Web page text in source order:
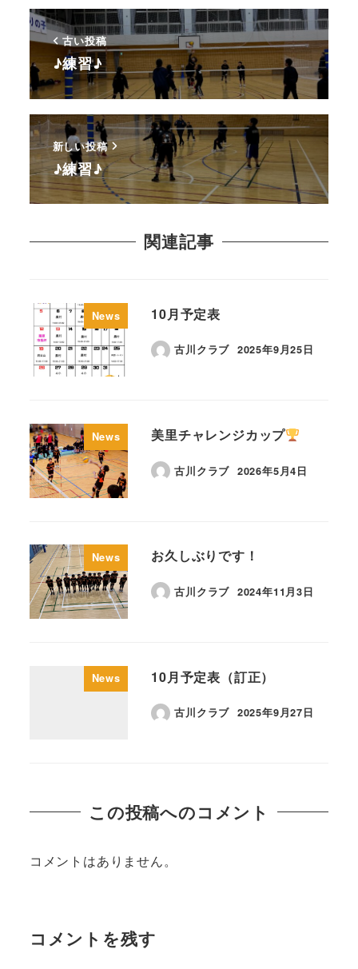
古い投稿
♪練習♪
新しい投稿
♪練習♪
関連記事
News 10月予定表
古川クラブ 2025年9月25日
News 美里チャレンジカップ
古川クラブ 2026年5月4日
News お久しぶりです！
古川クラブ 2024年11月3日
News 10月予定表（訂正）
古川クラブ 2025年9月27日
この投稿へのコメント
コメントはありません。
コメントを残す